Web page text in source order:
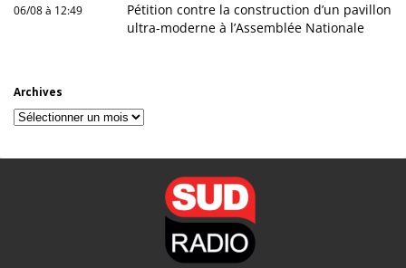
06/08 à 12:49
Pétition contre la construction d’un pavillon
ultra-moderne à l’Assemblée Nationale
Archives
Archives